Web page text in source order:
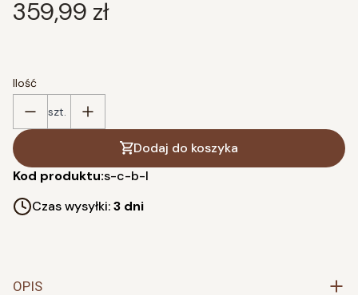
Cena
359,99 zł
Ilość
szt.
Dodaj do koszyka
Kod produktu:s-c-b-l
Czas wysyłki:3 dni
OPIS